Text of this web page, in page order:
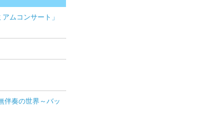
ムコンサート」
伴奏の世界～バッ